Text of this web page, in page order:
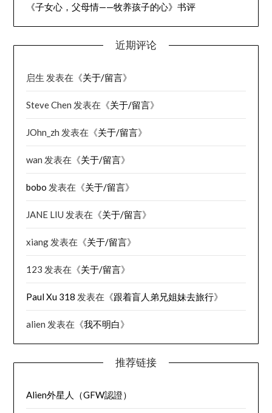
《子女心，父母情——牧养孩子的心》书评
近期评论
启生 发表在《关于/留言》
Steve Chen 发表在《关于/留言》
JOhn_zh 发表在《关于/留言》
wan 发表在《关于/留言》
bobo 发表在《关于/留言》
JANE LIU 发表在《关于/留言》
xiang 发表在《关于/留言》
123 发表在《关于/留言》
Paul Xu 318 发表在《跟着盲人弟兄姐妹去旅行》
alien 发表在《我不明白》
推荐链接
Alien外星人（GFW認證）